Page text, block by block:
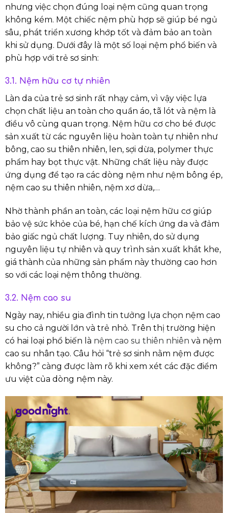
nhưng việc chọn đúng loại nệm cũng quan trọng
không kém. Một chiếc nệm phù hợp sẽ giúp bé ngủ
sâu, phát triển xương khớp tốt và đảm bảo an toàn
khi sử dụng. Dưới đây là một số loại nệm phổ biến và
phù hợp với trẻ sơ sinh:
3.1. Nệm hữu cơ tự nhiên
Làn da của trẻ sơ sinh rất nhạy cảm, vì vậy việc lựa
chọn chất liệu an toàn cho quần áo, tã lót và nệm là
điều vô cùng quan trọng. Nệm hữu cơ cho bé được
sản xuất từ các nguyên liệu hoàn toàn tự nhiên như
bông, cao su thiên nhiên, len, sợi dừa, polymer thực
phẩm hay bọt thực vật. Những chất liệu này được
ứng dụng để tạo ra các dòng nệm như nệm bông ép,
nệm cao su thiên nhiên, nệm xơ dừa,…
Nhờ thành phần an toàn, các loại nệm hữu cơ giúp
bảo vệ sức khỏe của bé, hạn chế kích ứng da và đảm
bảo giấc ngủ chất lượng. Tuy nhiên, do sử dụng
nguyên liệu tự nhiên và quy trình sản xuất khắt khe,
giá thành của những sản phẩm này thường cao hơn
so với các loại nệm thông thường.
3.2. Nệm cao su
Ngày nay, nhiều gia đình tin tưởng lựa chọn nệm cao
su cho cả người lớn và trẻ nhỏ. Trên thị trường hiện
có hai loại phổ biến là nệm cao su thiên nhiên và nệm
cao su nhân tạo. Câu hỏi “trẻ sơ sinh nằm nệm được
không?” càng được làm rõ khi xem xét các đặc điểm
ưu việt của dòng nệm này.